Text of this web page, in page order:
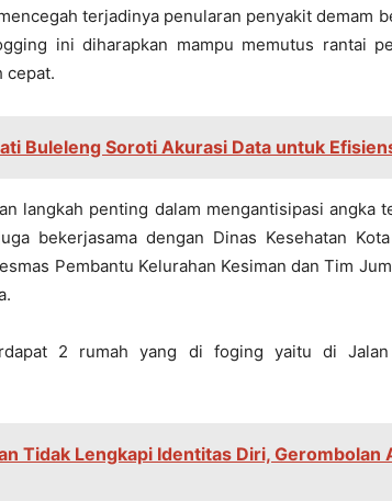
terjadinya penularan penyakit demam
ini diharapkan mampu memutus rantai
cepat.
Buleleng Soroti Akurasi Data untuk
langkah penting dalam mengantisipasi angka
bekerjasama dengan Dinas Kesehatan
Pembantu Kelurahan Kesiman dan Tim
2 rumah yang di foging yaitu di Jalan
Tidak Lengkapi Identitas Diri, Gerombolan